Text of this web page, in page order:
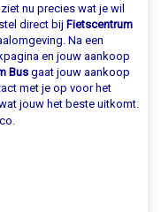
nu precies wat je wil
direct bij Fietscentrum
Na een
en jouw aankoop
Bus gaat jouw aankoop
met je op voor het
jouw het beste uitkomt.